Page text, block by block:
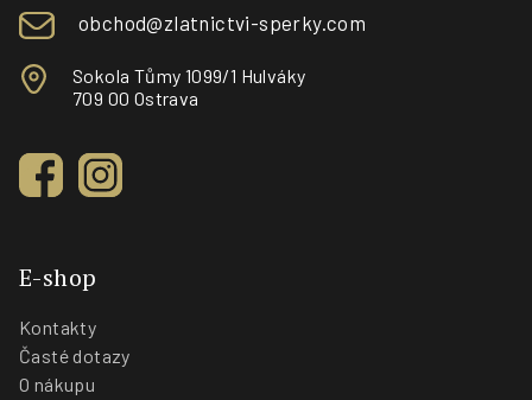
obchod@zlatnictvi-sperky.com
Sokola Tůmy 1099/1 Hulváky
709 00 Ostrava
E-shop
Kontakty
Časté dotazy
O nákupu